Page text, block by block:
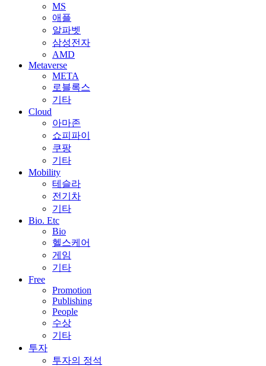
MS
애플
알파벳
삼성전자
AMD
Metaverse
META
로블록스
기타
Cloud
아마존
쇼피파이
쿠팡
기타
Mobility
테슬라
전기차
기타
Bio. Etc
Bio
헬스케어
게임
기타
Free
Promotion
Publishing
People
수상
기타
투자
투자의 정석